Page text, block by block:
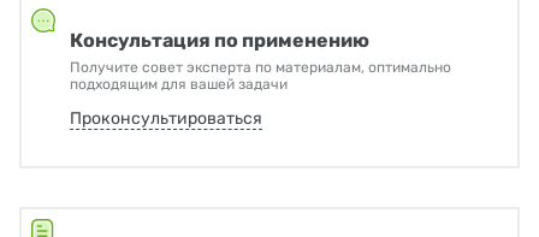
Консультация по применению
Получите совет эксперта по материалам, оптимально
подходящим для вашей задачи
Проконсультироваться